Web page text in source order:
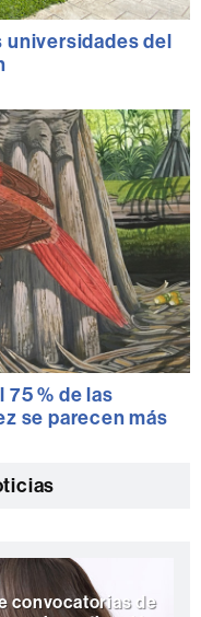
universidades del
% de las
se parecen más
convocatorias de